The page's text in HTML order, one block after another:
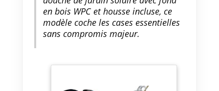
en bois WPC et housse incluse, ce
modèle coche les cases essentielles
sans compromis majeur.